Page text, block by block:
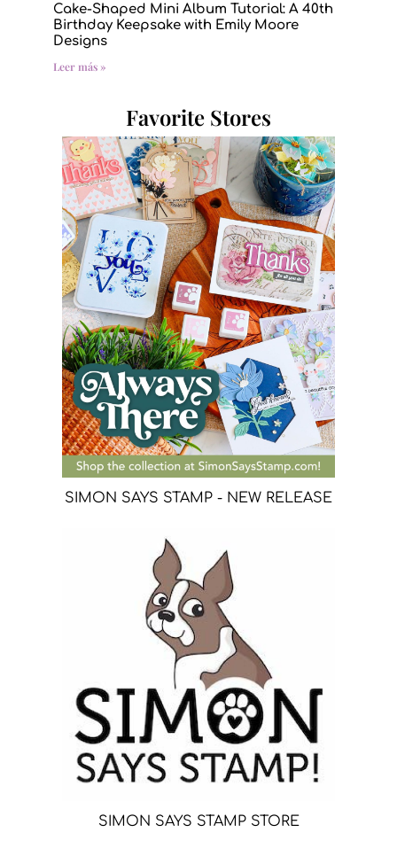
Cake-Shaped Mini Album Tutorial: A 40th
Birthday Keepsake with Emily Moore
Designs
Leer más »
Favorite Stores
SIMON SAYS STAMP - NEW RELEASE
SIMON SAYS STAMP STORE